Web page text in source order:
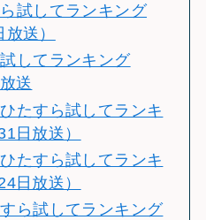
試してランキング
送）
してランキング
送
たすら試してランキ
日放送）
たすら試してランキ
日放送）
ら試してランキング